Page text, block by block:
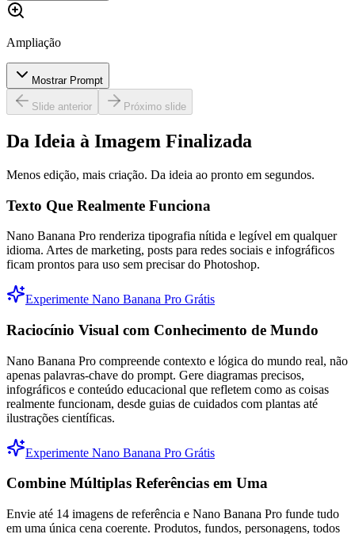
Ampliação
Mostrar Prompt
Slide anterior Próximo slide
Da Ideia à Imagem Finalizada
Menos edição, mais criação. Da ideia ao pronto em segundos.
Texto Que Realmente Funciona
Nano Banana Pro renderiza tipografia nítida e legível em qualquer
idioma. Artes de marketing, posts para redes sociais e infográficos
ficam prontos para uso sem precisar do Photoshop.
Experimente Nano Banana Pro Grátis
Raciocínio Visual com Conhecimento de Mundo
Nano Banana Pro compreende contexto e lógica do mundo real, não
apenas palavras-chave do prompt. Gere diagramas precisos,
infográficos e conteúdo educacional que refletem como as coisas
realmente funcionam, desde guias de cuidados com plantas até
ilustrações científicas.
Experimente Nano Banana Pro Grátis
Combine Múltiplas Referências em Uma
Envie até 14 imagens de referência e Nano Banana Pro funde tudo
em uma única cena coerente. Produtos, fundos, personagens, todos